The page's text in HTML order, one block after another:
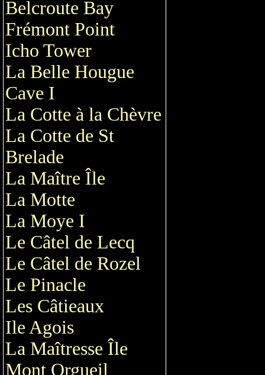
Belcroute Bay
Frémont Point
Icho Tower
La Belle Hougue
Cave I
La Cotte à la Chèvre
La Cotte de St
Brelade
La Maître Île
La Motte
La Moye I
Le Câtel de Lecq
Le Câtel de Rozel
Le Pinacle
Les Câtieaux
Ile Agois
La Maîtresse Île
Mont Orgueil